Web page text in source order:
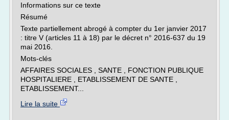
Informations sur ce texte
Résumé
Texte partiellement abrogé à compter du 1er janvier 2017
: titre V (articles 11 à 18) par le décret n° 2016-637 du 19
mai 2016.
Mots-clés
AFFAIRES SOCIALES , SANTE , FONCTION PUBLIQUE
HOSPITALIERE , ETABLISSEMENT DE SANTE ,
ETABLISSEMENT...
Lire la suite